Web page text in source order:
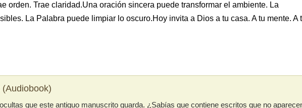
orden. Trae claridad.Una oración sincera puede transformar el ambiente. La
La Palabra puede limpiar lo oscuro.Hoy invita a Dios a tu casa. A tu mente. A
que este antiguo manuscrito guarda. ¿Sabías que contiene escritos que no